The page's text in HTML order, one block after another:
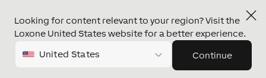
Looking for content relevant to your region? Visit the
Loxone United States website for a better experience.
United States Continue